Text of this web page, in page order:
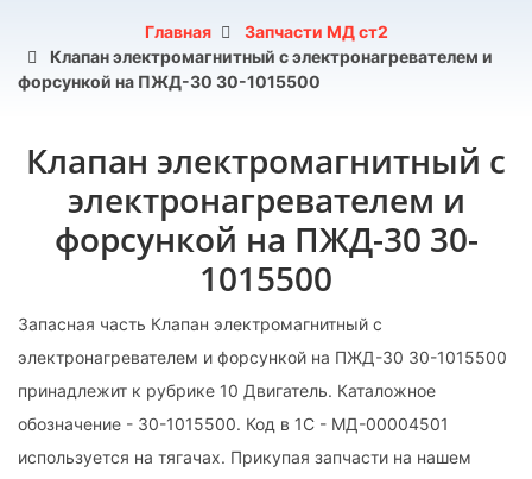
Главная
Запчасти МД ст2
Клапан электромагнитный с электронагревателем и
форсункой на ПЖД-30 30-1015500
Клапан электромагнитный с
электронагревателем и
форсункой на ПЖД-30 30-
1015500
Запасная часть Клапан электромагнитный с
электронагревателем и форсункой на ПЖД-30 30-1015500
принадлежит к рубрике 10 Двигатель. Каталожное
обозначение - 30-1015500. Код в 1С - МД-00004501
используется на тягачах. Прикупая запчасти на нашем